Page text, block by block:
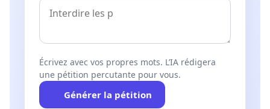
Écrivez avec vos propres mots. L’IA rédigera
une pétition percutante pour vous.
Générer la pétition